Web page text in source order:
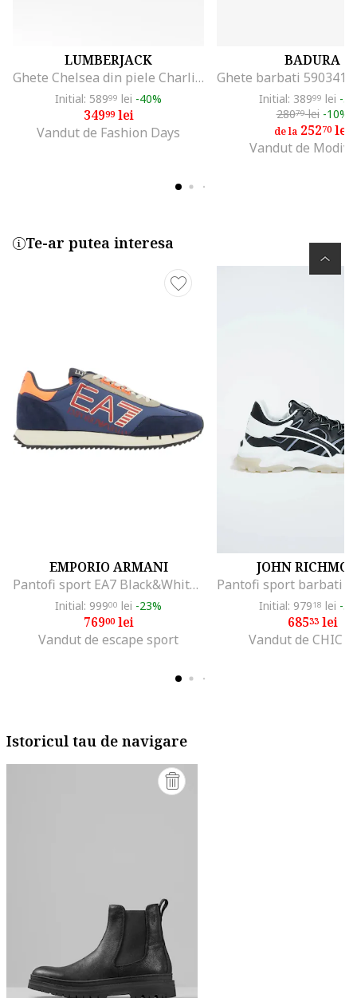
LUMBERJACK
Ghete Chelsea din piele Charlie, Negru
Initial: 58999 lei -40%
34999lei
Vandut de Fashion Days
BADURA
Initial: 38999 lei -
28079lei -10%
de la 25270lei
Vandut de
Te-ar putea interesa
EMPORIO ARMANI
Pantofi sport EA7 Black&White Vintage NY 58244, Albastru
Initial: 99900 lei -23%
76900lei
Vandut de escape sport
JOHN
Initial: 97918 lei -
68533lei
Vandut de CHIC
Istoricul tau de navigare